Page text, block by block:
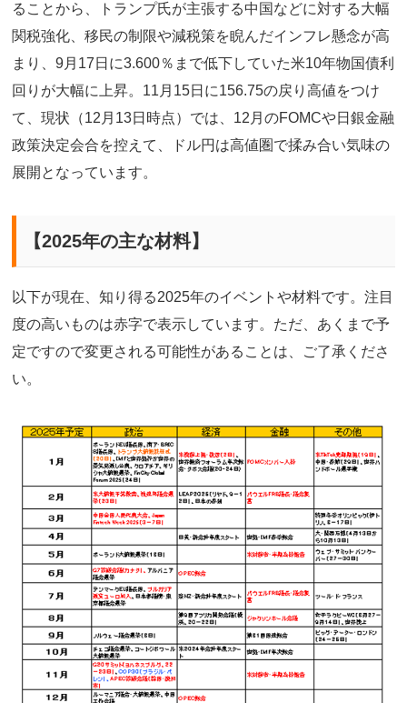
ることから、トランプ氏が主張する中国などに対する大幅
関税強化、移民の制限や減税策を睨んだインフレ懸念が高
まり、9月17日に3.600％まで低下していた米10年物国債利
回りが大幅に上昇。11月15日に156.75の戻り高値をつけ
て、現状（12月13日時点）では、12月のFOMCや日銀金融
政策決定会合を控えて、ドル円は高値圏で揉み合い気味の
展開となっています。
【2025年の主な材料】
以下が現在、知り得る2025年のイベントや材料です。注目
度の高いものは赤字で表示しています。ただ、あくまで予
定ですので変更される可能性があることは、ご了承くださ
い。